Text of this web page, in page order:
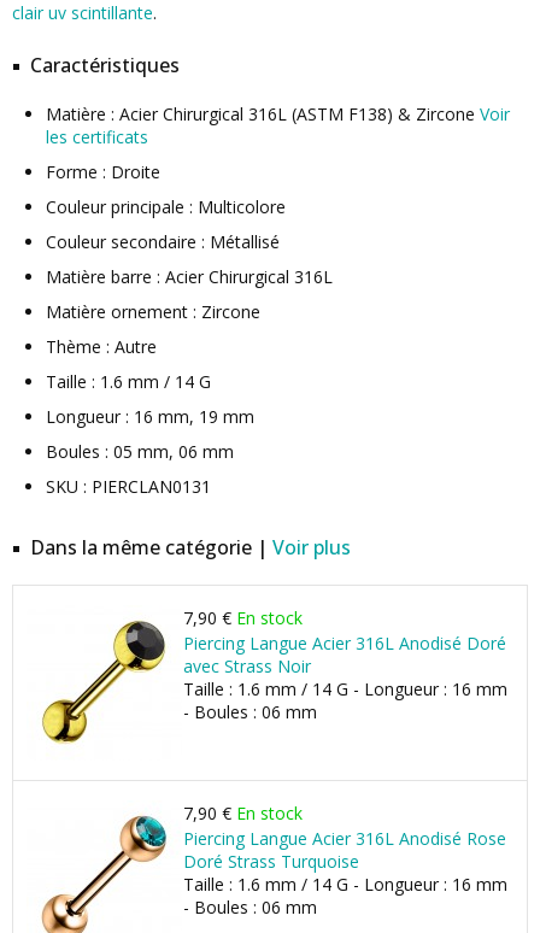
clair uv scintillante.
Caractéristiques
Matière : Acier Chirurgical 316L (ASTM F138) & Zircone Voir
les certificats
Forme : Droite
Couleur principale : Multicolore
Couleur secondaire : Métallisé
Matière barre : Acier Chirurgical 316L
Matière ornement : Zircone
Thème : Autre
Taille : 1.6 mm / 14 G
Longueur : 16 mm, 19 mm
Boules : 05 mm, 06 mm
SKU : PIERCLAN0131
Dans la même catégorie | Voir plus
7,90 € En stock
Piercing Langue Acier 316L Anodisé Doré
avec Strass Noir
Taille : 1.6 mm / 14 G - Longueur : 16 mm
- Boules : 06 mm
7,90 € En stock
Piercing Langue Acier 316L Anodisé Rose
Doré Strass Turquoise
Taille : 1.6 mm / 14 G - Longueur : 16 mm
- Boules : 06 mm